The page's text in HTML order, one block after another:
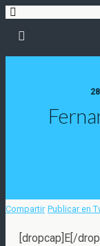
Compartir Publicar en
[dropcap]E[/